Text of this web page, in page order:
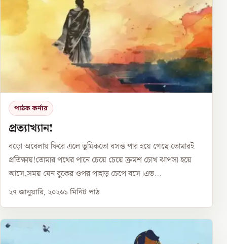
পাঠক কর্নার
প্রত্যাখ্যান!
বড়ো অবেলায় ফিরে এলে তুমিকতো বসন্ত পার হয়ে গেছে তোমারই
প্রতিক্ষায়!তোমার পথের পানে চেয়ে চেয়ে ক্রমশ চোখ ঝাপসা হয়ে
আসে,সময় যেন বুকের ওপর পাহাড় চেপে বসে।এভ...
২৭ জানুয়ারি, ২০২৬১ মিনিট পাঠ